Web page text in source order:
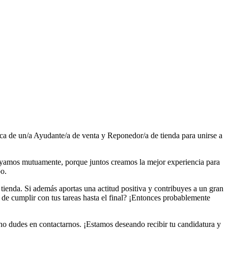
de un/a Ayudante/a de venta y Reponedor/a de tienda para unirse a
mutuamente, porque juntos creamos la mejor experiencia para
Si además aportas una actitud positiva y contribuyes a un gran
cumplir con tus tareas hasta el final? ¡Entonces probablemente
en contactarnos. ¡Estamos deseando recibir tu candidatura y